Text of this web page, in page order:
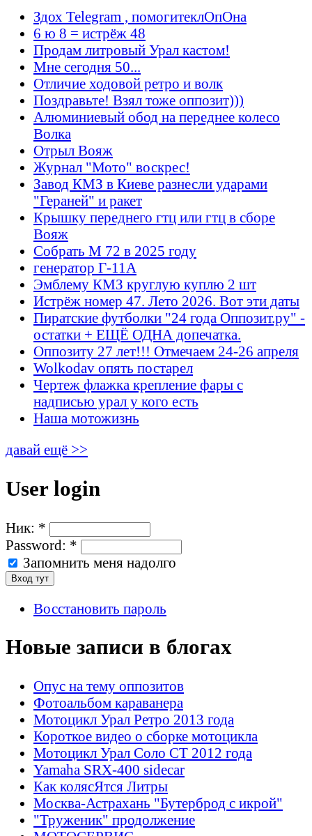
Здох Telegram , помогитеклОпОна
6 ю 8 = истрёж 48
Продам литровый Урал кастом!
Мне сегодня 50...
Отличие ходовой ретро и волк
Поздравьте! Взял тоже оппозит)))
Алюминиевый обод на переднее колесо
Волка
Отрыл Вояж
Журнал "Мото" воскрес!
Завод КМЗ в Киеве разнесли ударами
"Гераней" и ракет
Крышку переднего гтц или гтц в сборе
Вояж
Собрать М 72 в 2025 году
генератор Г-11А
Эмблему КМЗ круглую куплю 2 шт
Истрёж номер 47. Лето 2026. Вот эти даты
Пиратские футболки "24 года Оппозит.ру" -
остатки + ЕЩЁ ОДНА допечатка.
Оппозиту 27 лет!!! Отмечаем 24-26 апреля
Wolkodav опять постарел
Чертеж флажка крепление фары с
надписью урал у кого есть
Наша мотожизнь
давай ещё >>
User login
Ник: *
Password: *
Запомнить меня надолго
Восстановить пароль
Новые записи в блогах
Опус на тему оппозитов
Фотоальбом караванера
Мотоцикл Урал Ретро 2013 года
Короткое видео о сборке мотоцикла
Мотоцикл Урал Соло СТ 2012 года
Yamaha SRX-400 sidecar
Как колясЯтся Литры
Москва-Астрахань "Бутерброд с икрой"
"Труженик" продолжение